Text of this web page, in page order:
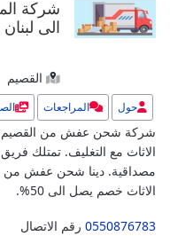
شركة
الى لبنان
القصيم
حول المراجعات
شركة شحن عفش من القصيم
الاثاث مع التغليف. تمتلك
مصداقية. دينا شحن عفش من
الاثاث خصم يصل الى 50%.
0550876783 رقم الاتصال